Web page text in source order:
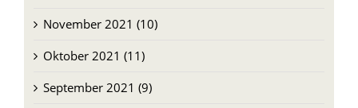
November 2021 (10)
Oktober 2021 (11)
September 2021 (9)